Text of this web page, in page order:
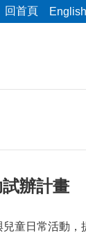
回首頁 English
辦計畫
童日常活動